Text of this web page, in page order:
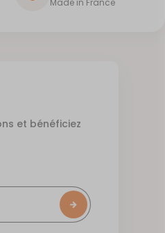
Made in France
et bénéficiez